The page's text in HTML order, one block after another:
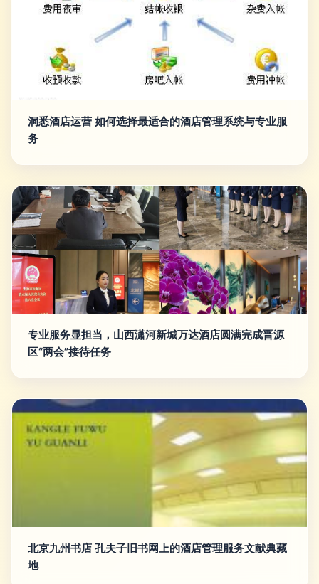
洞悉酒店运营 如何选择最适合的酒店管理系统与专业服
务
专业服务显担当，山西潇河新城万达酒店圆满完成晋源
区“两会”接待任务
北京九州书店 孔夫子旧书网上的酒店管理服务文献典藏
地